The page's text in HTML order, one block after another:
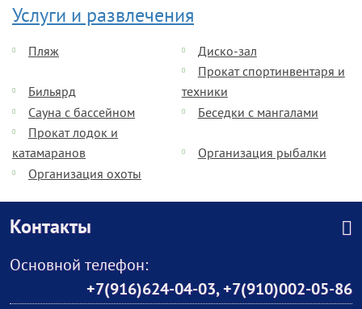
Услуги и развлечения
Пляж Диско-зал
Бильярд
Прокат спортинвентаря и
техники
Сауна с бассейном
Беседки с мангалами
Прокат лодок и
катамаранов
Организация рыбалки
Организация охоты
Контакты
Основной телефон:
+7(916)624-04-03,+7(910)002-05-86